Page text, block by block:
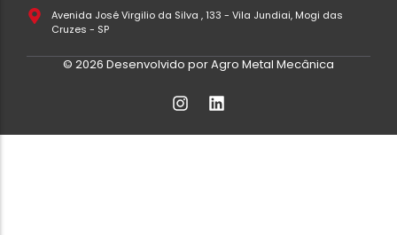
Avenida José Virgilio da Silva , 133 - Vila Jundiai, Mogi das
Cruzes - SP
© 2026 Desenvolvido por Agro Metal Mecânica